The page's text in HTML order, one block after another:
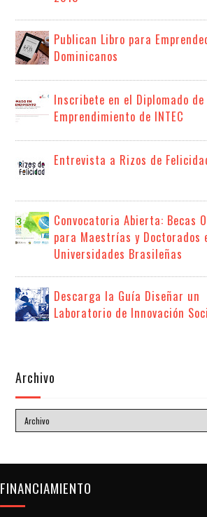
Publican Libro para
Dominicanos
Inscribete en el Diplomado de
Emprendimiento de INTEC
Entrevista a Rizos de
Convocatoria Abierta: Becas
para Maestrías y Doctorados
Universidades Brasileñas
Descarga la Guía Diseñar un
Laboratorio de Innovación
Archivo
FINANCIAMIENTO